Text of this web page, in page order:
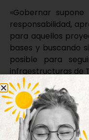
«Gobernar
responsabilidad,
para aquellos
bases y buscando
posible para
infraestructuras de
Nueva